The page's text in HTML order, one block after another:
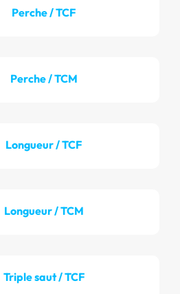
Perche / TCF
Perche / TCM
Longueur / TCF
Longueur / TCM
Triple saut / TCF